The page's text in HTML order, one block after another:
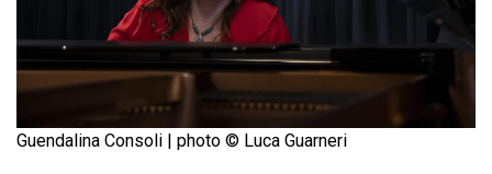
Guendalina Consoli | photo © Luca Guarneri